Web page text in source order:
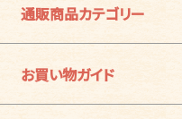
通販商品カテゴリー
お買い物ガイド